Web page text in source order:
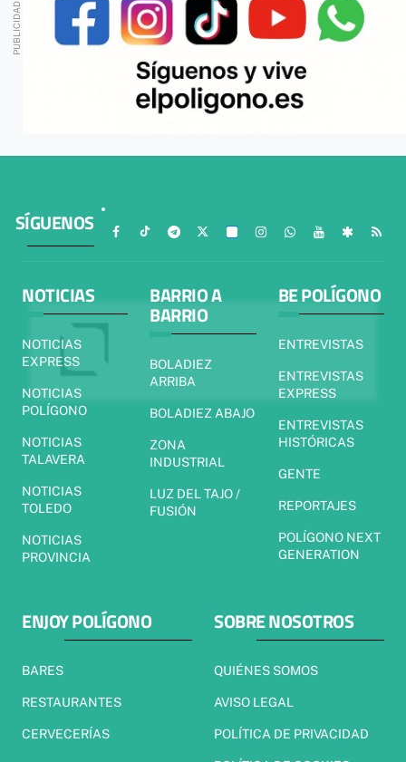
SÍGUENOS
NOTICIAS
NOTICIAS
EXPRESS
NOTICIAS
POLÍGONO
NOTICIAS
TALAVERA
NOTICIAS
TOLEDO
NOTICIAS
PROVINCIA
BARRIO A
BARRIO
BOLADIEZ
ARRIBA
BOLADIEZ ABAJO
ZONA
INDUSTRIAL
LUZ DEL TAJO /
FUSIÓN
BE POLÍGONO
ENTREVISTAS
ENTREVISTAS
EXPRESS
ENTREVISTAS
HISTÓRICAS
GENTE
REPORTAJES
POLÍGONO NEXT
GENERATION
ENJOY POLÍGONO
BARES
RESTAURANTES
CERVECERÍAS
SOBRE NOSOTROS
QUIÉNES SOMOS
AVISO LEGAL
POLÍTICA DE PRIVACIDAD